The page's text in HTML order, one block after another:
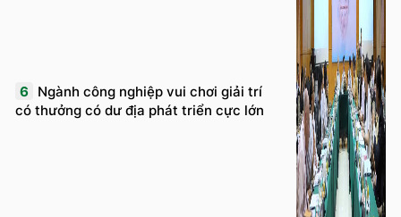
6 Ngành công nghiệp vui chơi giải trí
có thưởng có dư địa phát triển cực lớn